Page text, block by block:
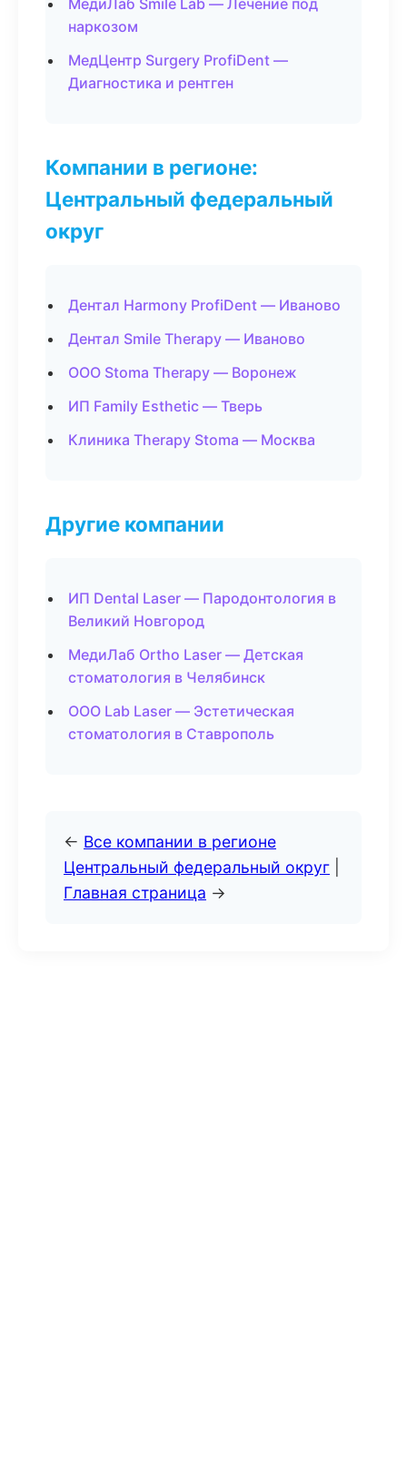
МедиЛаб Smile Lab — Лечение под
наркозом
МедЦентр Surgery ProfiDent —
Диагностика и рентген
Компании в регионе:
Центральный федеральный
округ
Дентал Harmony ProfiDent — Иваново
Дентал Smile Therapy — Иваново
ООО Stoma Therapy — Воронеж
ИП Family Esthetic — Тверь
Клиника Therapy Stoma — Москва
Другие компании
ИП Dental Laser — Пародонтология в
Великий Новгород
МедиЛаб Ortho Laser — Детская
стоматология в Челябинск
ООО Lab Laser — Эстетическая
стоматология в Ставрополь
← Все компании в регионе
Центральный федеральный округ
Главная страница →